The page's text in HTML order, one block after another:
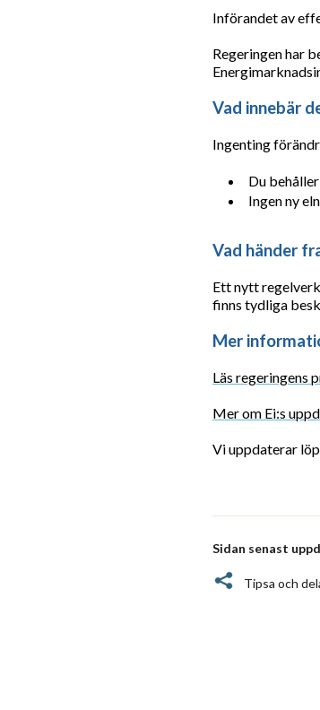
Införandet av
Regeringen har
Vad innebär
Ingenting
Du
Ingen ny
Vad händer
Ett nytt
finns tydliga
Mer
Läs regeringens
Mer om Ei:s
Vi uppdaterar
Sidan senast
Tipsa och